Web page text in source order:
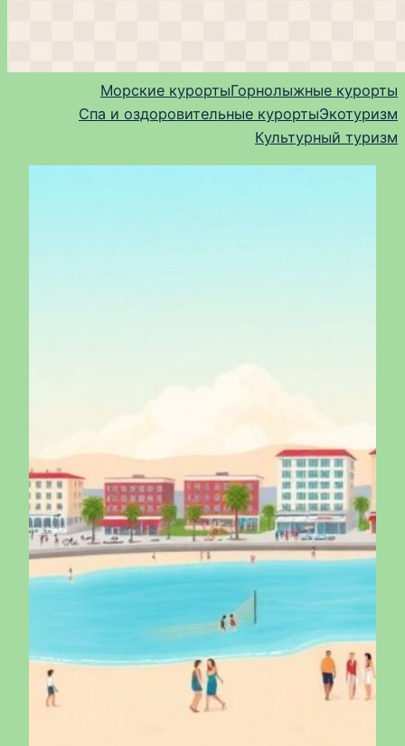
Морские курортыГорнолыжные курорты
Спа и оздоровительные курортыЭкотуризм
Культурный туризм